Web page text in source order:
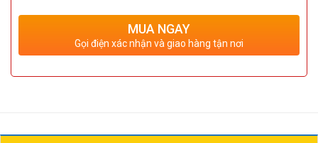
MUA NGAY
Gọi điện xác nhận và giao hàng tận nơi